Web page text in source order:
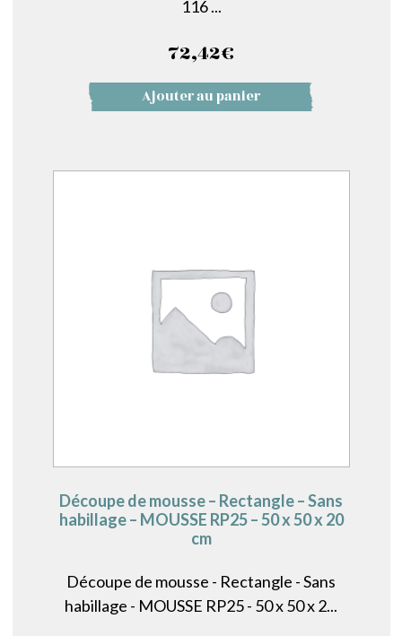
116 ...
72,42€
Ajouter au panier
Découpe de mousse – Rectangle – Sans
habillage – MOUSSE RP25 – 50 x 50 x 20
cm
Découpe de mousse - Rectangle - Sans
habillage - MOUSSE RP25 - 50 x 50 x 2...